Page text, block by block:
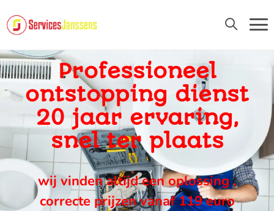
Professioneel
ontstopping dienst
20 jaar ervaring,
snel ter plaats
wij vinden altijd een oplossing ,
correcte prijzen vanaf 119 euro